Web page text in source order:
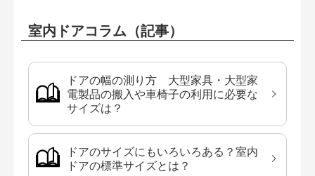
室内ドアコラム（記事）
ドアの幅の測り方 大型家具・大型家
電製品の搬入や車椅子の利用に必要な
サイズは？
ドアのサイズにもいろいろある？室内
ドアの標準サイズとは？